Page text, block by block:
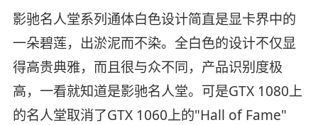
影驰名人堂系列通体白色设计简直是显卡界中的
一朵碧莲，出淤泥而不染。全白色的设计不仅显
得高贵典雅，而且很与众不同，产品识别度极
高，一看就知道是影驰名人堂。可是GTX 1080上
的名人堂取消了GTX 1060上的"Hall of Fame"